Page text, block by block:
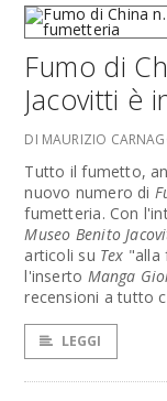
Fumo di
Jacovitti è
DI MAURIZIO
Tutto il fumetto,
nuovo numero di
fumetteria. Con
Museo Benito
articoli su Tex "alla
l'inserto Manga
recensioni a tutto
LEGGI